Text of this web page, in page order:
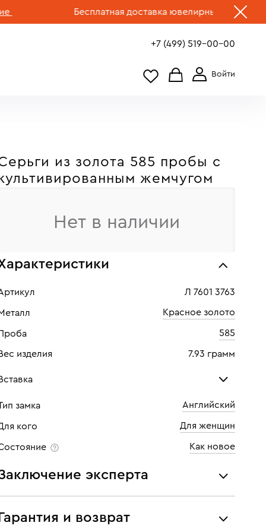
Бесплатная доставка ювелирных изделий по
+7 (499) 519-00-00
из золота 585 пробы c
жемчугом
Нет в наличии
Л 7601 3763
Красное золото
585
изделия 7.93 грамм
Жемчуг культ.
2 шт
замка Английский
кого Для женщин
Как новое
эксперта
украшения проходят экспертизу подлинности и
характеристикам ювелирных изделий,
бриллиантов (вес, проба, драгоценный металл, цвет,
Гарантия и возврат